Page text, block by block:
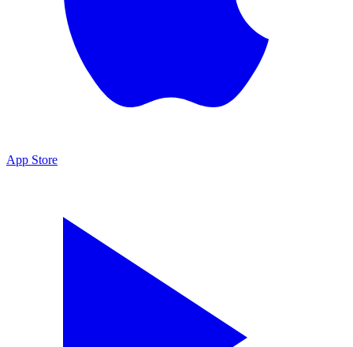
App Store